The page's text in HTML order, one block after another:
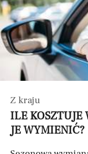
Z kraju
ILE
JE WYMIENIĆ?